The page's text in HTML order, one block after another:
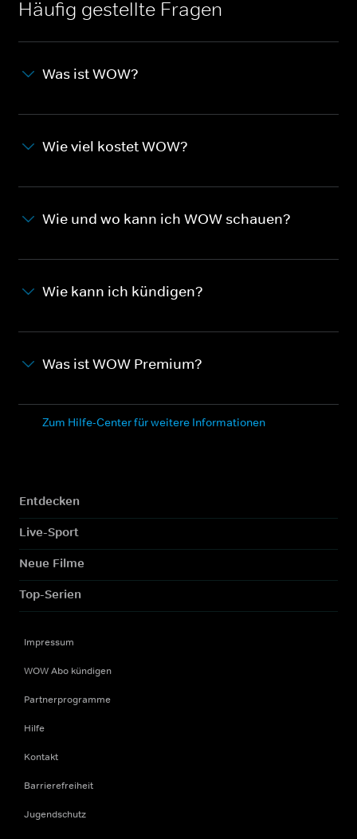
Häufig gestellte Fragen
Was ist WOW?
Wie viel kostet WOW?
Wie und wo kann ich WOW schauen?
Wie kann ich kündigen?
Was ist WOW Premium?
Zum Hilfe-Center für weitere Informationen
Entdecken
Live-Sport
Neue Filme
Top-Serien
Impressum
WOW Abo kündigen
Partnerprogramme
Hilfe
Kontakt
Barrierefreiheit
Jugendschutz